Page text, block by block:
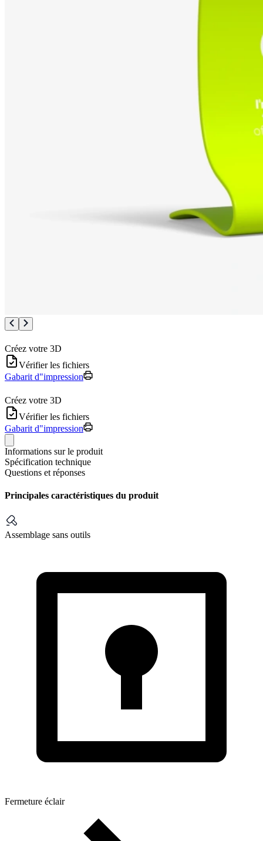
Créez votre 3D
Vérifier les fichiers
Gabarit d"impression
Créez votre 3D
Vérifier les fichiers
Gabarit d"impression
Informations sur le produit
Spécification technique
Questions et réponses
Principales caractéristiques du produit
Assemblage sans outils
Fermeture éclair